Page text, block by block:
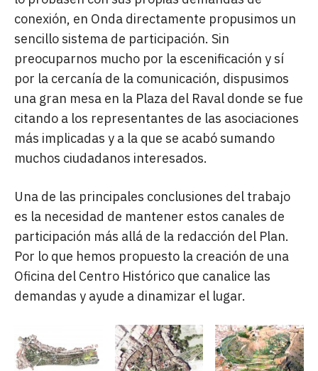
conexión, en Onda directamente propusimos un
sencillo sistema de participación. Sin
preocuparnos mucho por la escenificación y sí
por la cercanía de la comunicación, dispusimos
una gran mesa en la Plaza del Raval donde se fue
citando a los representantes de las asociaciones
más implicadas y a la que se acabó sumando
muchos ciudadanos interesados.
Una de las principales conclusiones del trabajo
es la necesidad de mantener estos canales de
participación más allá de la redacción del Plan.
Por lo que hemos propuesto la creación de una
Oficina del Centro Histórico que canalice las
demandas y ayude a dinamizar el lugar.